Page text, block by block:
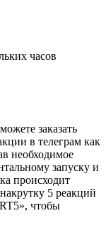
часов
заказать
в телеграм как
необходимое
запуску и
происходит
5 реакций
чтобы